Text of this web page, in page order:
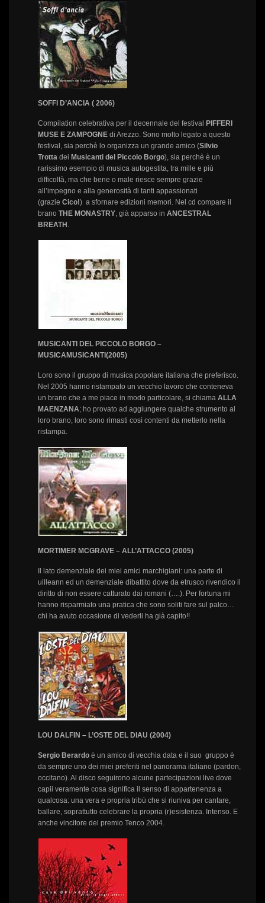
SOFFI D’ANCIA ( 2006)
Compilation celebrativa per il decennale del festival PIFFERI
MUSE E ZAMPOGNEdi Arezzo. Sono molto legato a questo
festival, sia perchè lo organizza un grande amico (Silvio
Trotta dei Musicanti del Piccolo Borgo), sia perchè è un
rarissimo esempio di musica autogestita, tra mille e più
difficoltà, ma che bene o male riesce sempre grazie
all’impegno e alla generosità di tanti appassionati
(grazie Cico!) a sfornare edizioni memori. Nel cd compare il
brano THE MONASTRY, già apparso in ANCESTRAL
BREATH
MUSICANTI DEL PICCOLO BORGO –
MUSICAMUSICANTI(2005)
Loro sono il gruppo di musica popolare italiana che preferisco.
Nel 2005 hanno ristampato un vecchio lavoro che conteneva
un brano che a me piace in modo particolare, si chiama ALLA
MAENZANA; ho provato ad aggiungere qualche strumento al
loro brano, loro sono rimasti così contenti da metterlo nella
ristampa.
MORTIMER MCGRAVE – ALL’ATTACCO (2005)
Il lato demenziale dei miei amici marchigiani: una parte di
uilleann ed un demenziale dibattito dove da etrusco rivendico il
diritto di non essere catturato dai romani (….). Per fortuna mi
hanno risparmiato una pratica che sono soliti fare sul palco…
chi ha avuto occasione di vederli ha già capito!!
LOU DALFIN – L’OSTE DEL DIAU (2004)
Sergio Berardoè un amico di vecchia data e il suo gruppo è
da sempre uno dei miei preferiti nel panorama italiano (pardon,
occitano). Al disco seguirono alcune partecipazioni live dove
capii veramente cosa significa il senso di appartenenza a
qualcosa: una vera e propria tribù che si riuniva per cantare,
ballare, soprattutto celebrare la propria (r)esistenza. Intenso. E
anche vincitore del premio Tenco 2004.